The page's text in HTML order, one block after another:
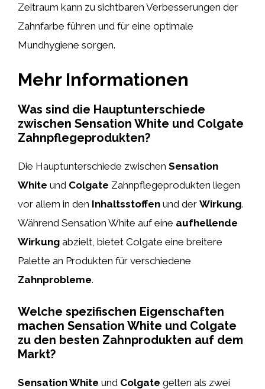
Zeitraum kann zu sichtbaren Verbesserungen der
Zahnfarbe führen und für eine optimale
Mundhygiene sorgen.
Mehr Informationen
Was sind die Hauptunterschiede
zwischen Sensation White und Colgate
Zahnpflegeprodukten?
Die Hauptunterschiede zwischen Sensation
White und Colgate Zahnpflegeprodukten liegen
vor allem in den Inhaltsstoffen und der Wirkung.
Während Sensation White auf eine aufhellende
Wirkung abzielt, bietet Colgate eine breitere
Palette an Produkten für verschiedene
Zahnprobleme.
Welche spezifischen Eigenschaften
machen Sensation White und Colgate
zu den besten Zahnprodukten auf dem
Markt?
Sensation White und Colgate gelten als zwei